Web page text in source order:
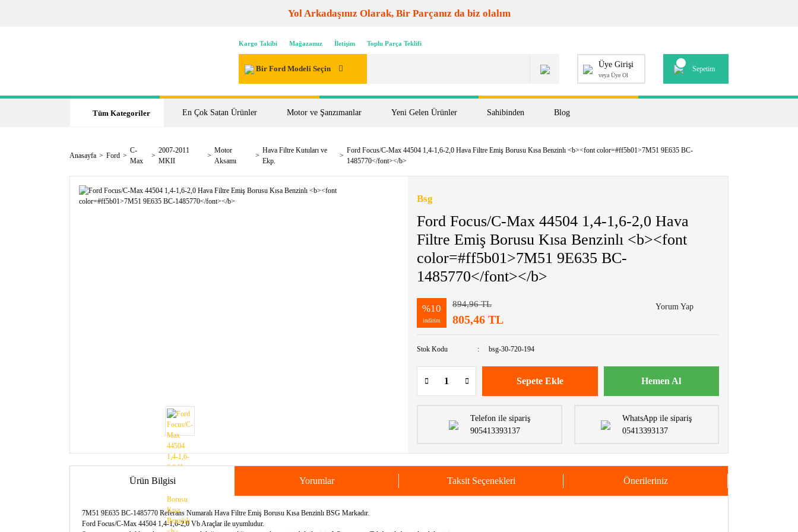
Yol Arkadaşınız Olarak, Bir Parçanız da biz olalım
Kargo Takibi Mağazamız İletişim Toplu Parça Teklifi
Bir Ford Modeli Seçin Üye Girişi
veya Üye Ol
Sepetim
Tüm Kategoriler En Çok Satan Ürünler Motor ve Şanzımanlar Yeni Gelen Ürünler Sahibinden Blog
Anasayfa Ford
C-
Max
2007-2011
MKII
Motor
Aksamı
Hava Filtre Kutuları ve
Ekp.
Ford Focus/C-Max 44504 1,4-1,6-2,0 Hava Filtre Emiş Borusu Kısa Benzinlı <b><font color=#ff5b01>7M51 9E635 BC-
1485770</font></b>
Bsg
Ford Focus/C-Max 44504 1,4-1,6-2,0 Hava
Filtre Emiş Borusu Kısa Benzinlı <b><font
color=#ff5b01>7M51 9E635 BC-
1485770</font></b>
%10
indirim
894,96 TL
805,46 TL
Yorum Yap
Stok Kodu bsg-30-720-194
Sepete Ekle Hemen Al
Telefon ile sipariş
905413393137
WhatsApp ile sipariş
05413393137
Ürün Bilgisi Yorumlar Taksit Seçenekleri Önerileriniz
7M51 9E635 BC-1485770 Referans Numaralı Hava Filtre Emiş Borusu Kısa Benzinlı BSG Markadır.
Ford Focus/C-Max 44504 1,4-1,6-2,0 Vb Araçlar ile uyumludur.